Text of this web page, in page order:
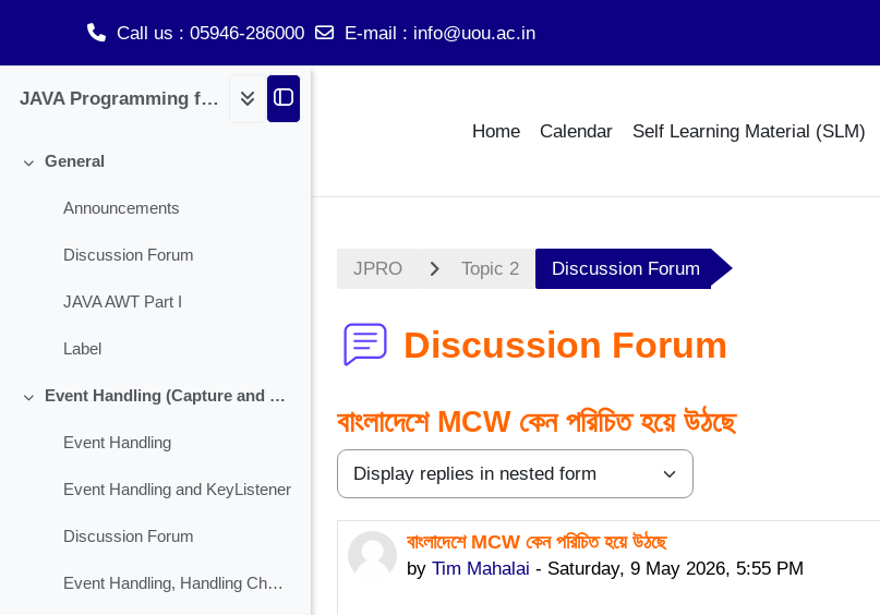
Call us : 05946-286000 E-mail : info@uou.ac.in
Home Calendar Self Learning Material (SLM)
JAVA Programming for BCA
General
Announcements
Discussion Forum
JAVA AWT Part I
Label
Event Handling (Capture and Handling Check Box)
Event Handling
Event Handling and KeyListener
Discussion Forum
Event Handling, Handling Check Box
JPRO Topic 2 Discussion Forum
Discussion Forum
বাংলাদেশে MCW কেন পরিচিত হয়ে উঠছে
Display mode
বাংলাদেশে MCW কেন পরিচিত হয়ে উঠছে
by Tim Mahalai - Saturday, 9 May 2026, 5:55 PM
Number of replies: 0